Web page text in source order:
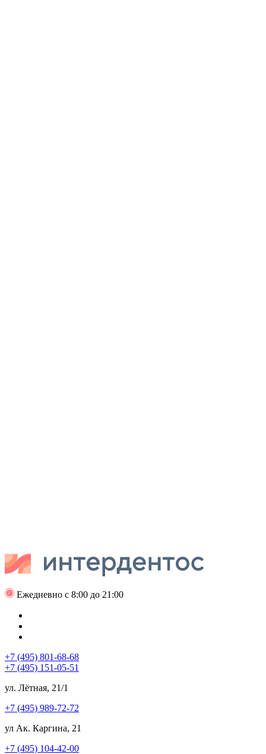
Ежедневно с 8:00 до 21:00
+7 (495) 801-68-68
+7 (495) 151-05-51
ул. Лётная, 21/1
+7 (495) 989-72-72
ул Ак. Каргина, 21
+7 (495) 104-42-00